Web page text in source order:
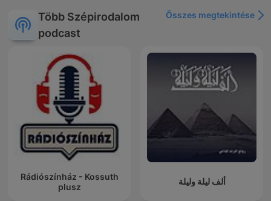
Több Szépirodalom
podcast
Összes megtekintése
Rádiószínház - Kossuth
plusz
ألف ليلة وليلة